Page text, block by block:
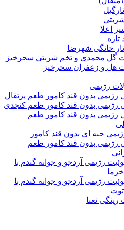
اعلا
خانگی شهرضا
گل محمدی و تخم شربتی سحرخیز
هل و زعفران سحرخیز
رژیمی
رژیمی بدون قند کامور طعم پرتقال
رژیمی بدون قند کامور طعم کنجدی
رژیمی بدون قند کامور طعم
حبه ای بدون قند کامور
رژیمی بدون قند کامور طعم
رژیمی آردجو و جوانه گندم با
رژیمی آردجو و جوانه گندم با
رینگی نعنا